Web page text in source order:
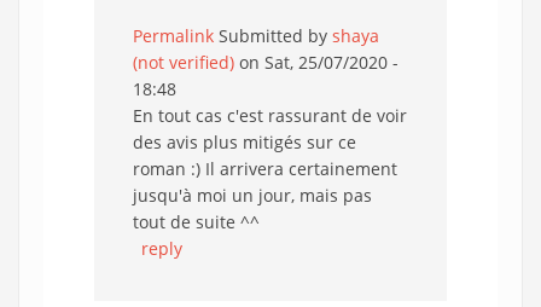
Permalink Submitted by shaya
(not verified) on Sat, 25/07/2020 -
18:48
En tout cas c'est rassurant de voir
des avis plus mitigés sur ce
roman :) Il arrivera certainement
jusqu'à moi un jour, mais pas
tout de suite ^^
reply